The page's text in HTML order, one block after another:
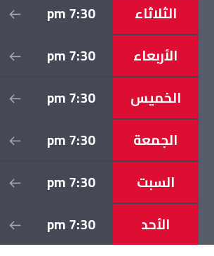
الثلاثاء
7:30 pm
الأربعاء
7:30 pm
الخميس
7:30 pm
الجمعة
7:30 pm
السبت
7:30 pm
الأحد
7:30 pm